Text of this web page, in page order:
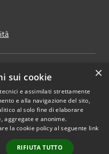
Copyright © 2026 • Comune di
San Martino di Venezze •
Powered by Municipium•
Accesso redazione
×
sui cookie
e assimilati strettamente
e alla navigazione del sito,
al solo fine di elaborare
aggregate e anonime.
la cookie policy al seguente link
RIFIUTA TUTTO